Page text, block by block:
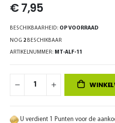
€ 7,95
BESCHIKBAARHEID: OP VOORRAAD
NOG 2 BESCHIKBAAR
ARTIKELNUMMER MT-ALF-11
U verdient 1 Punten voor de